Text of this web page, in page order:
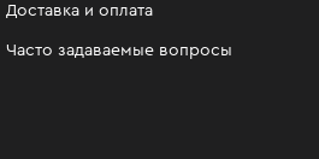
Доставка и оплата
Часто задаваемые вопросы